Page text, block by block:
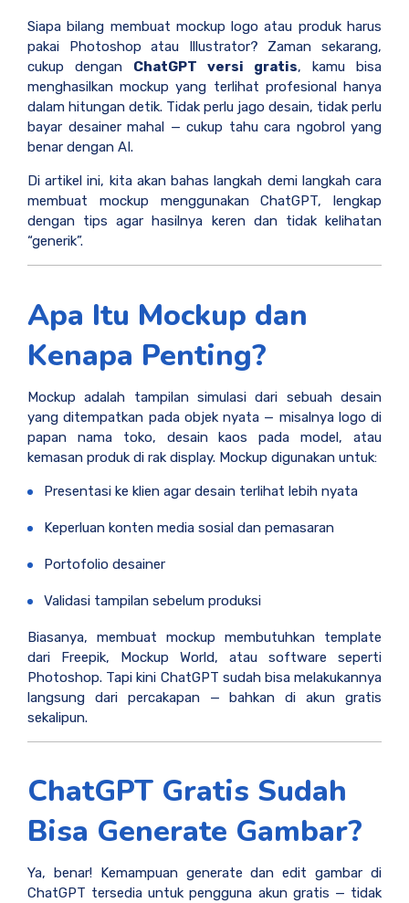
Siapa bilang membuat mockup logo atau produk harus
pakai Photoshop atau Illustrator? Zaman sekarang,
cukup dengan ChatGPT versi gratis, kamu bisa
menghasilkan mockup yang terlihat profesional hanya
dalam hitungan detik. Tidak perlu jago desain, tidak perlu
bayar desainer mahal — cukup tahu cara ngobrol yang
benar dengan AI.
Di artikel ini, kita akan bahas langkah demi langkah cara
membuat mockup menggunakan ChatGPT, lengkap
dengan tips agar hasilnya keren dan tidak kelihatan
“generik”.
Apa Itu Mockup dan
Kenapa Penting?
Mockup adalah tampilan simulasi dari sebuah desain
yang ditempatkan pada objek nyata — misalnya logo di
papan nama toko, desain kaos pada model, atau
kemasan produk di rak display. Mockup digunakan untuk:
Presentasi ke klien agar desain terlihat lebih nyata
Keperluan konten media sosial dan pemasaran
Portofolio desainer
Validasi tampilan sebelum produksi
Biasanya, membuat mockup membutuhkan template
dari Freepik, Mockup World, atau software seperti
Photoshop. Tapi kini ChatGPT sudah bisa melakukannya
langsung dari percakapan — bahkan di akun gratis
sekalipun.
ChatGPT Gratis Sudah
Bisa Generate Gambar?
Ya, benar! Kemampuan generate dan edit gambar di
ChatGPT tersedia untuk pengguna akun gratis — tidak